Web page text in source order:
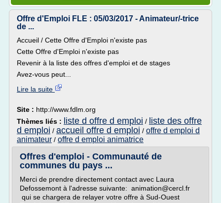
Offre d'Emploi FLE : 05/03/2017 - Animateur/-trice
de ...
Accueil / Cette Offre d'Emploi n'existe pas
Cette Offre d'Emploi n'existe pas
Revenir à la liste des offres d'emploi et de stages
Avez-vous peut...
Lire la suite
Site : http://www.fdlm.org
Thèmes liés :
liste d offre d emploi / liste des offre
d emploi / accueil offre d emploi / offre d emploi d
animateur / offre d emploi animatrice
Offres d'emploi - Communauté de
communes du pays ...
Merci de prendre directement contact avec Laura
Defossemont à l'adresse suivante: animation@cercl.fr
qui se chargera de relayer votre offre à Sud-Ouest